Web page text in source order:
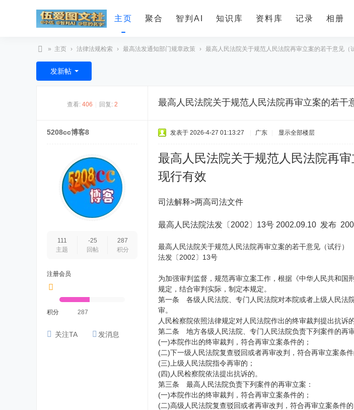
主页 聚合 智判AI 知识库 资料库 记录 相册
智
判
» 主页 › 法律法规检索 › 最高法发通知部门规章政策 › 最高人民法院关于规范人民法院再审立案的若干意见（
发新帖
查看: 406 回复: 2 最高人民法院关于规范人民法院再审立案的若干
5208cc博客8
111
主题
-25
回帖
287
积分
注册会员
积分 287
关注TA 发消息
发表于 2026-4-27 01:13:27 广东 显示全部楼层
最高人民法院关于规范人民法院再审
现行有效
司法解释>两高司法文件
最高人民法院法发〔2002〕13号 2002.09.10 发布
最高人民法院关于规范人民法院再审立案的若干意见（试行）
法发〔2002〕13号
为加强审判监督，规范再审立案工作，根据《中华人民共和
规定，结合审判实际，制定本规定。
第一条 各级人民法院、专门人民法院对本院或者上级人民法
审。
人民检察院依照法律规定对人民法院作出的终审裁判提出抗诉
第二条 地方各级人民法院、专门人民法院负责下列案件的再审
(一)本院作出的终审裁判，符合再审立案条件的；
(二)下一级人民法院复查驳回或者再审改判，符合再审立案条件
(三)上级人民法院指令再审的；
(四)人民检察院依法提出抗诉的。
第三条 最高人民法院负责下列案件的再审立案：
(一)本院作出的终审裁判，符合再审立案条件的；
(二)高级人民法院复查驳回或者再审改判，符合再审立案条件的